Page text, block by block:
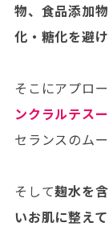
物、食品添加
化・糖化を避
そこにアプロ
ンクラルテス
セランスのム
そして麹水を
いお肌に整えて